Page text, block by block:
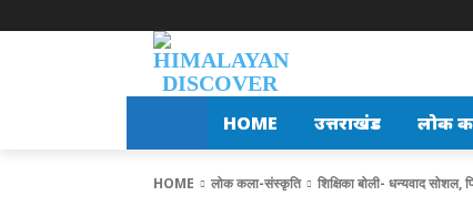
HOME उत्तराखंड लोक
HOME लोक कला-संस्कृति शिक्षिका बोली- धन्यवाद